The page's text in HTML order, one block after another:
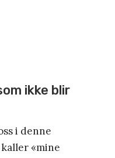
ikke blir
i denne
«mine